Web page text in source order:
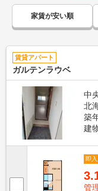
家賃が安い順
賃貸アパート
ガルテンラウベ
中
北
築
建
即
管